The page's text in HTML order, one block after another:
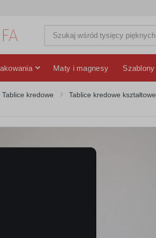
Maty i magnesy Szablony
Tablice kredowe Tablice kredowe kształtowe